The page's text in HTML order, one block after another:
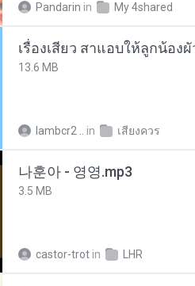
Pandarin in My 4shared
เรื่องเสียว สาแอบให้ลูกน้อง
13.6 MB
lambcr2 .. in เสียงควร
나훈아 - 영영.mp3
3.5 MB
castor-trot in LHR